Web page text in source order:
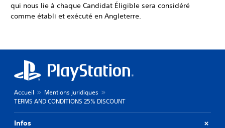
qui nous lie à chaque Candidat Éligible sera considéré
comme établi et exécuté en Angleterre.
Accueil
Mentions juridiques
TERMS AND CONDITIONS 25% DISCOUNT
Infos